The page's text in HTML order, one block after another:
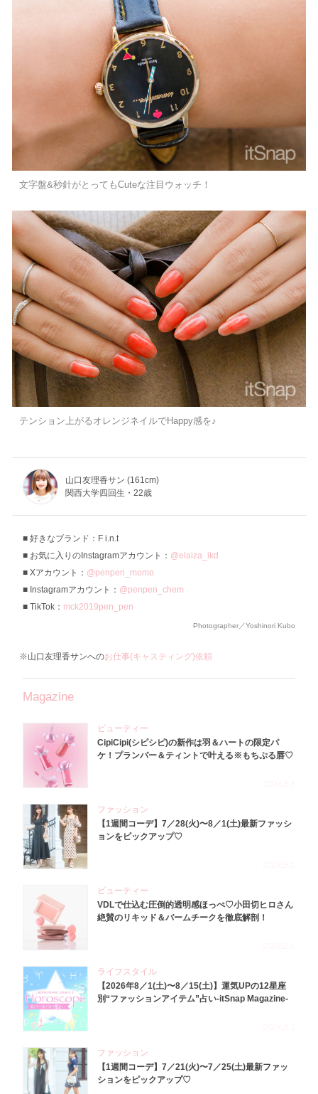
文字盤&秒針がとってもCuteな注目ウォッチ！
テンション上がるオレンジネイルでHappy感を♪
山口友理香サン (161cm)
関西大学四回生・22歳
好きなブランド：F i.n.t
お気に入りのInstagramアカウント： @elaiza_ikd
Xアカウント： @penpen_momo
Instagramアカウント： @penpen_chem
TikTok： mck2019pen_pen
Photographer／Yoshinori Kubo
※山口友理香サンへのお仕事(キャスティング)依頼
Magazine
ビューティー
CipiCipi(シピシピ)の新作は羽＆ハートの限定パ
ケ！プランパー＆ティントで叶える※もちぷる唇♡
ファッション
【1週間コーデ】7／28(火)〜8／1(土)最新ファッシ
ョンをピックアップ♡
ビューティー
VDLで仕込む圧倒的透明感ほっぺ♡小田切ヒロさん
絶賛のリキッド＆バームチークを徹底解剖！
ライフスタイル
【2026年8／1(土)〜8／15(土)】運気UPの12星座
別“ファッションアイテム”占い-itSnap Magazine-
ファッション
【1週間コーデ】7／21(火)〜7／25(土)最新ファッ
ションをピックアップ♡